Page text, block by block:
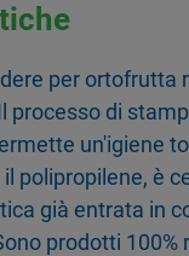
per ortofrutta
processo di
un'igiene
polipropilene, è
già entrata in
prodotti